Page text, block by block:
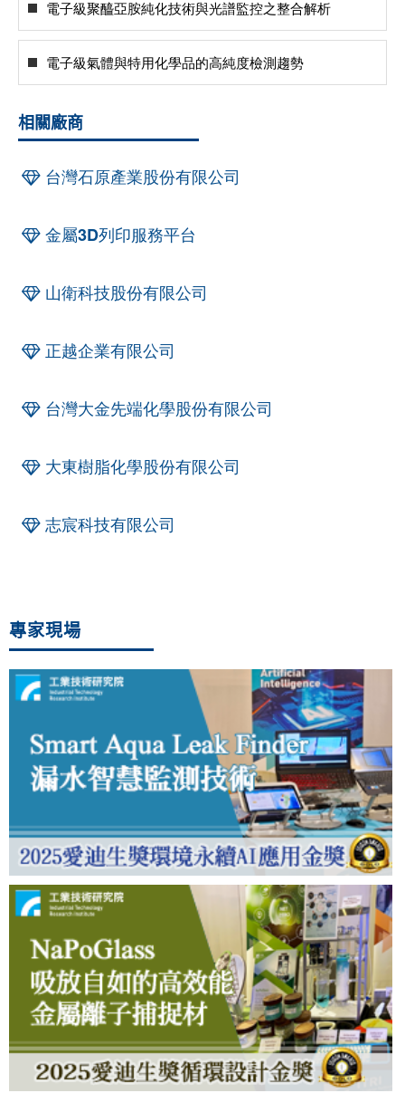
電子級聚醯亞胺純化技術與光譜監控之整合解析
電子級氣體與特用化學品的高純度檢測趨勢
相關廠商
台灣石原產業股份有限公司
金屬3D列印服務平台
山衛科技股份有限公司
正越企業有限公司
台灣大金先端化學股份有限公司
大東樹脂化學股份有限公司
志宸科技有限公司
專家現場